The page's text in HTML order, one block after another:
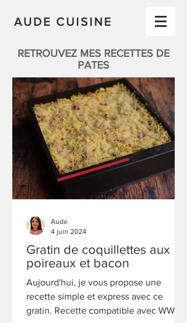
AUDE CUISINE
RETROUVEZ MES RECETTES DE
PATES
Gratin de coquillettes aux
poireaux et bacon
Aujourd'hui, je vous propose une
recette simple et express avec ce
gratin. Recette compatible avec WW ou
Aude
4 juin 2024